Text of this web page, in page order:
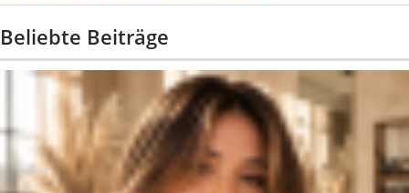
Beliebte Beiträge